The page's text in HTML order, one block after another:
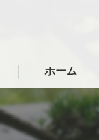
ホーム